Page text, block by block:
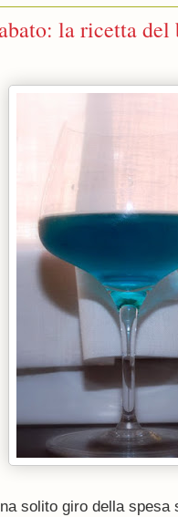
la ricetta
solito giro della spesa